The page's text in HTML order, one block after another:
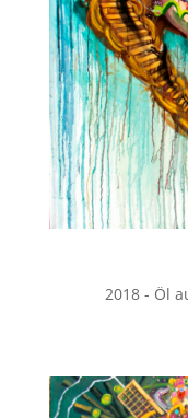
2018 - Öl